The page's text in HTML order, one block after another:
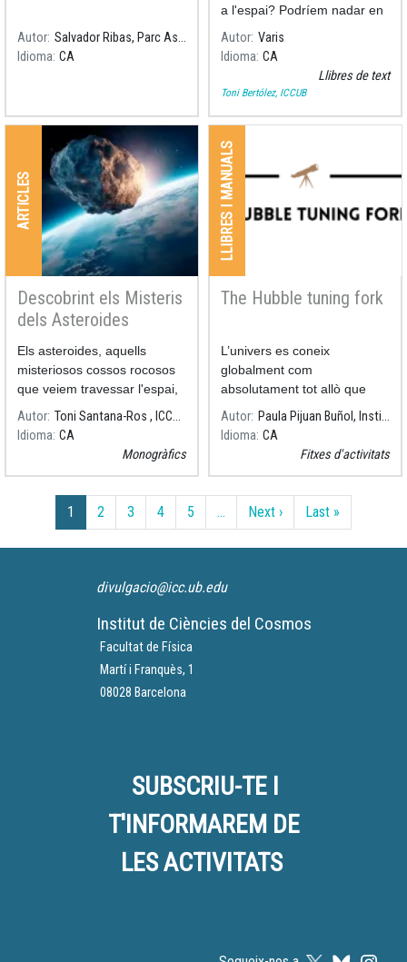
Autor
Salvador Ribas, Parc Astronòmic del Montsec
Idioma CA
a l'espai? Podríem nadar en
una piscina de mel? Per què
el càncer no afecta igual a
totes les espècies?
Autor Varis
Idioma CA
Llibres de text
Toni Bertólez, ICCUB
ARTICLES
Descobrint els Misteris
dels Asteroides
Els asteroides, aquells
misteriosos cossos rocosos
que veiem travessar l'espai,
continuen fascinant els
científics amb els seus
secrets. Però, com es
formen aquests objectes
Autor
Toni Santana-Ros , ICCUB-UA
Idioma CA
Monogràfics
LLIBRES I MANUALS
The Hubble tuning fork
L’univers es coneix
globalment com
absolutament tot allò que
existeix, des dels objectes
més petits fins a galàxies
senceres, nebuloses o tots
Autor
Paula Pijuan Buñol, Institut Guindàvols
Idioma CA
Fitxes d'activitats
Paginació
1 2 3 4 5 … Next ›Pàgina següent
Last »
divulgacio@icc.ub.edu
Institut de Ciències del Cosmos
Facultat de Física
Martí i Franquès, 1
08028 Barcelona
SUBSCRIU-TE I
T'INFORMAREM DE
LES ACTIVITATS